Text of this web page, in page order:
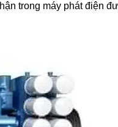
trong máy phát điện